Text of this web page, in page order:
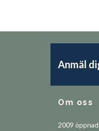
Anmäl
Om oss
2009